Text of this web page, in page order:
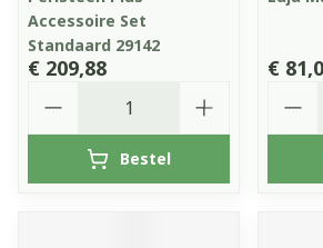
Accessoire Set
Standaard 29142
€ 209,88
Bestel
€